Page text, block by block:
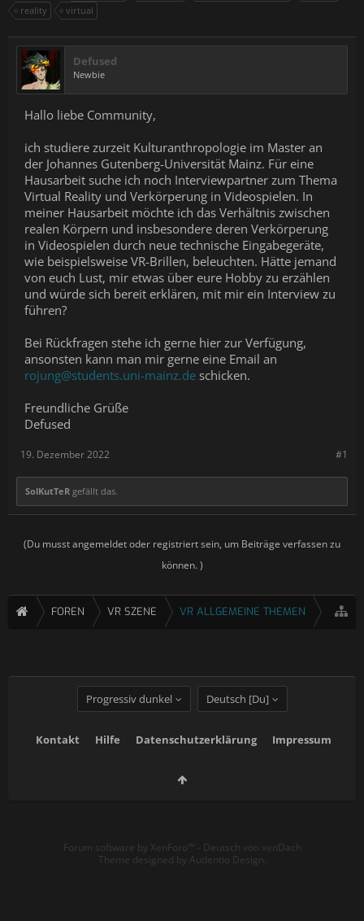
reality
virtual
Defused
Newbie
Hallo liebe Community,
ich studiere zurzeit Kulturanthropologie im Master an
der Johannes Gutenberg-Universität Mainz. Für eine
Hausarbeit suche ich noch Interviewpartner zum Thema
Virtual Reality und Verkörperung in Videospielen. In
meiner Hausarbeit möchte ich das Verhältnis zwischen
realen Körpern und insbesondere deren Verkörperung
in Videospielen durch neue technische Eingabegeräte,
wie beispielsweise VR-Brillen, beleuchten. Hätte jemand
von euch Lust, mir etwas über eure Hobby zu erzählen
und würde sich bereit erklären, mit mir ein Interview zu
führen?
Bei Rückfragen stehe ich gerne hier zur Verfügung,
ansonsten kann man mir gerne eine Email an
rojung@students.uni-mainz.de schicken.
Freundliche Grüße
Defused
#1
19. Dezember 2022
SolKutTeR gefällt das.
(Du musst angemeldet oder registriert sein, um Beiträge verfassen zu
können. )
FOREN VR SZENE VR ALLGEMEINE THEMEN
Progressiv dunkel Deutsch [Du]
Kontakt Hilfe Datenschutzerklärung Impressum
Forum software by XenForo™ - Deutsch von xenDach
Theme designed by Audentio Design.